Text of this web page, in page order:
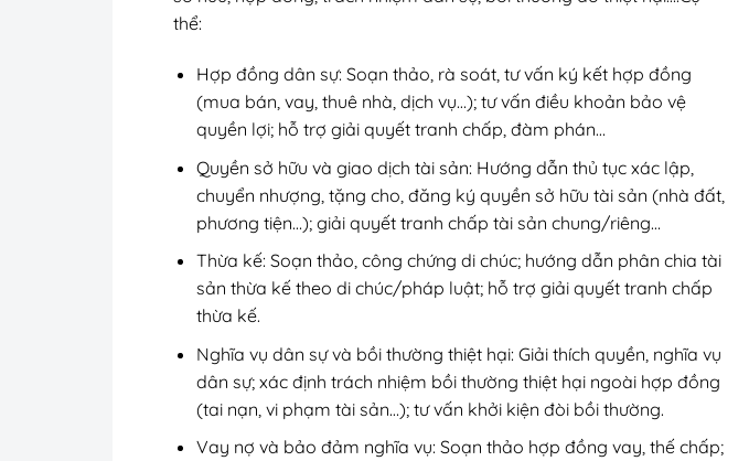
thể:
Hợp đồng dân sự: Soạn thảo, rà soát, tư vấn ký kết hợp đồng
(mua bán, vay, thuê nhà, dịch vụ…); tư vấn điều khoản bảo vệ
quyền lợi; hỗ trợ giải quyết tranh chấp, đàm phán…
Quyền sở hữu và giao dịch tài sản: Hướng dẫn thủ tục xác lập,
chuyển nhượng, tặng cho, đăng ký quyền sở hữu tài sản (nhà đất,
phương tiện…); giải quyết tranh chấp tài sản chung/riêng…
Thừa kế: Soạn thảo, công chứng di chúc; hướng dẫn phân chia tài
sản thừa kế theo di chúc/pháp luật; hỗ trợ giải quyết tranh chấp
thừa kế.
Nghĩa vụ dân sự và bồi thường thiệt hại: Giải thích quyền, nghĩa vụ
dân sự; xác định trách nhiệm bồi thường thiệt hại ngoài hợp đồng
(tai nạn, vi phạm tài sản…); tư vấn khởi kiện đòi bồi thường.
Vay nợ và bảo đảm nghĩa vụ: Soạn thảo hợp đồng vay, thế chấp;